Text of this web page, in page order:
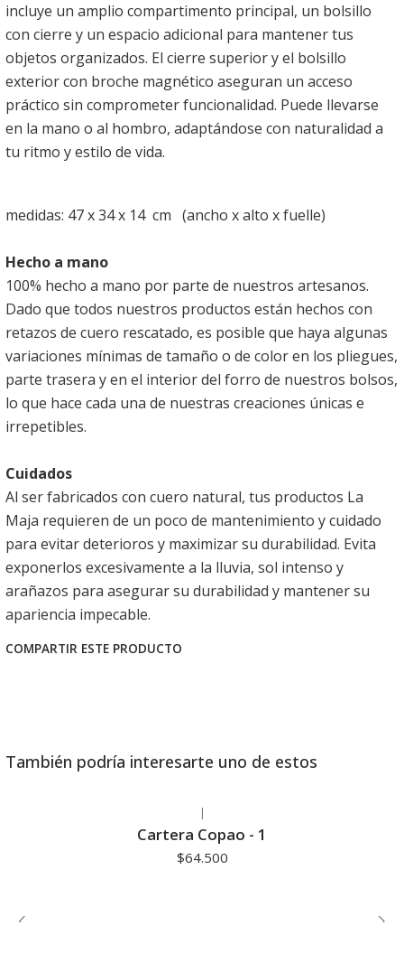
incluye un amplio compartimento principal, un bolsillo
con cierre y un espacio adicional para mantener tus
objetos organizados. El cierre superior y el bolsillo
exterior con broche magnético aseguran un acceso
práctico sin comprometer funcionalidad. Puede llevarse
en la mano o al hombro, adaptándose con naturalidad a
tu ritmo y estilo de vida.
medidas: 47 x 34 x 14 cm (ancho x alto x fuelle)
Hecho a mano
100% hecho a mano por parte de nuestros artesanos.
Dado que todos nuestros productos están hechos con
retazos de cuero rescatado, es posible que haya algunas
variaciones mínimas de tamaño o de color en los pliegues,
parte trasera y en el interior del forro de nuestros bolsos,
lo que hace cada una de nuestras creaciones únicas e
irrepetibles.
Cuidados
Al ser fabricados con cuero natural, tus productos La
Maja requieren de un poco de mantenimiento y cuidado
para evitar deterioros y maximizar su durabilidad. Evita
exponerlos excesivamente a la lluvia, sol intenso y
arañazos para asegurar su durabilidad y mantener su
apariencia impecable.
COMPARTIR ESTE PRODUCTO
También podría interesarte uno de estos
|
Cartera Copao - 1
$64.500